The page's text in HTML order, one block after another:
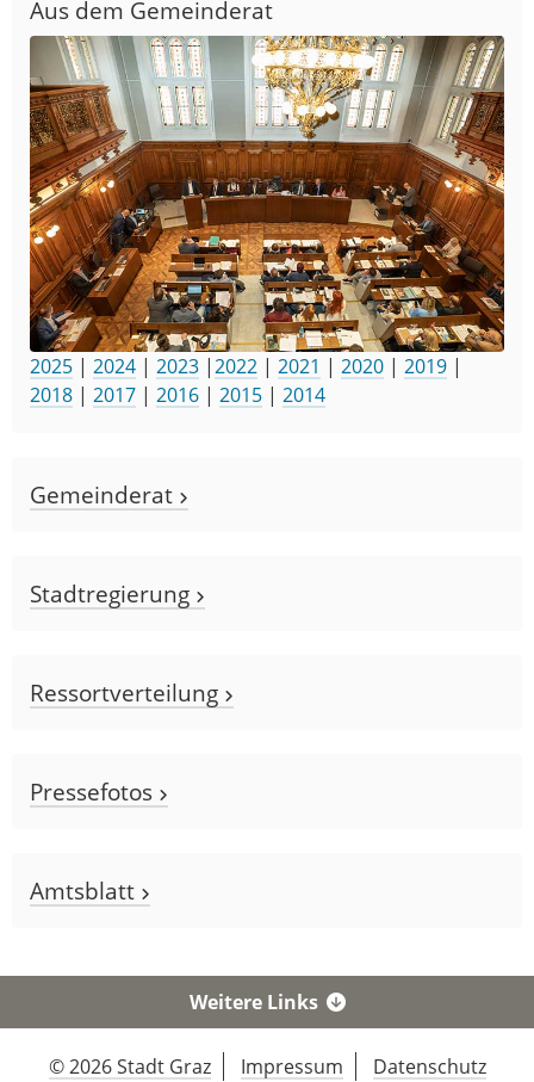
Aus dem Gemeinderat
2025 | 2024 | 2023 |2022 | 2021 | 2020 | 2019 |
2018 | 2017 | 2016 | 2015 | 2014
Gemeinderat
Stadtregierung
Ressortverteilung
Pressefotos
Amtsblatt
Weitere Links
© 2026 Stadt Graz Impressum Datenschutz